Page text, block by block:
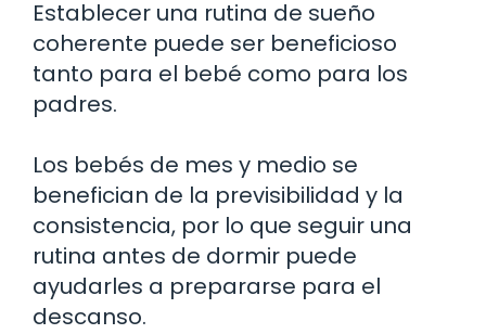
Establecer una rutina de sueño
coherente puede ser beneficioso
tanto para el bebé como para los
padres.
Los bebés de mes y medio se
benefician de la previsibilidad y la
consistencia, por lo que seguir una
rutina antes de dormir puede
ayudarles a prepararse para el
descanso.